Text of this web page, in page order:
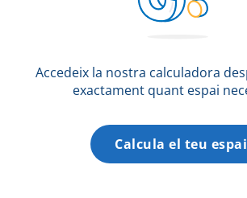
Accedeix la nostra calculadora
exactament quant espai
Calcula el teu espai